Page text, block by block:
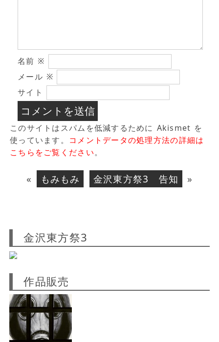
名前 ※
メール ※
サイト
このサイトはスパムを低減するために Akismet を
使っています。 コメントデータの処理方法の詳細は
こちらをご覧ください。
« もみもみ 金沢東方祭3 告知 »
金沢東方祭3
作品販売